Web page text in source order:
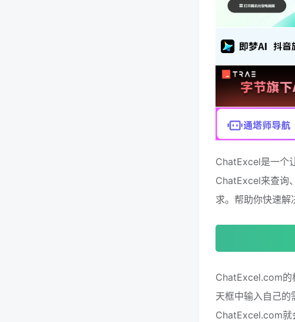
ChatExcel是一个
ChatExcel来查询
求。帮助你快速解
ChatExcel.com的
天框中输入自己的
ChatExcel.com就